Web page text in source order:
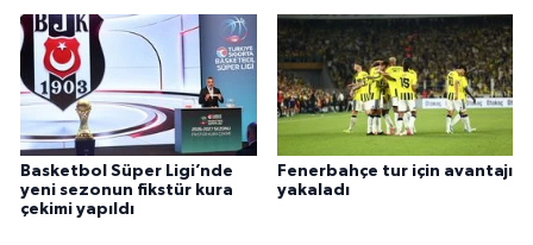
Basketbol Süper Ligi’nde
yeni sezonun fikstür kura
çekimi yapıldı
Fenerbahçe tur için avantajı
yakaladı